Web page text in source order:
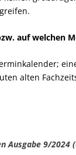
auf welchen
alten
Ausgabe 9/2024